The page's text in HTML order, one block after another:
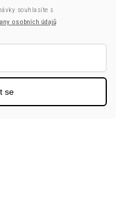
souhlasíte s
osobních údajů
se